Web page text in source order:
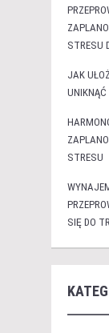
STRESU
JAK
UNIKNĄĆ
STRESU
SIĘ DO